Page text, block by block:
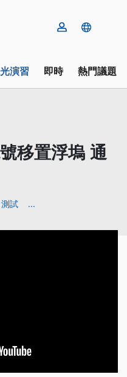
演習 即時 熱門議題
移置浮塢 通
測試 ...